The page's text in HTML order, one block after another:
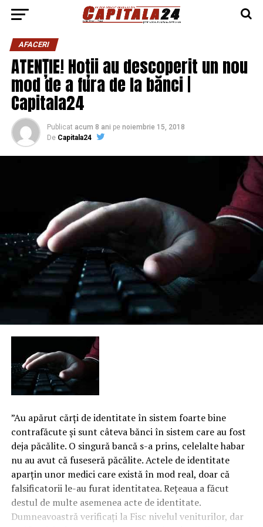
AFACERI
ATENȚIE! Hoții au descoperit un nou
mod de a fura de la bănci |
Capitala24
Publicat acum 8 ani pe noiembrie 15, 2018
De Capitala24
”Au apărut cărţi de identitate în sistem foarte bine
contrafăcute şi sunt câteva bănci în sistem care au fost
deja păcălite. O singură bancă s-a prins, celelalte habar
nu au avut că fuseseră păcălite. Actele de identitate
aparţin unor medici care există în mod real, doar că
falsificatorii le-au furat identitatea. Reţeaua a făcut
destul de multe asemenea acte de identitate.
Dumneavoastră verificaţi la Fisc nivelul veniturilor, dar